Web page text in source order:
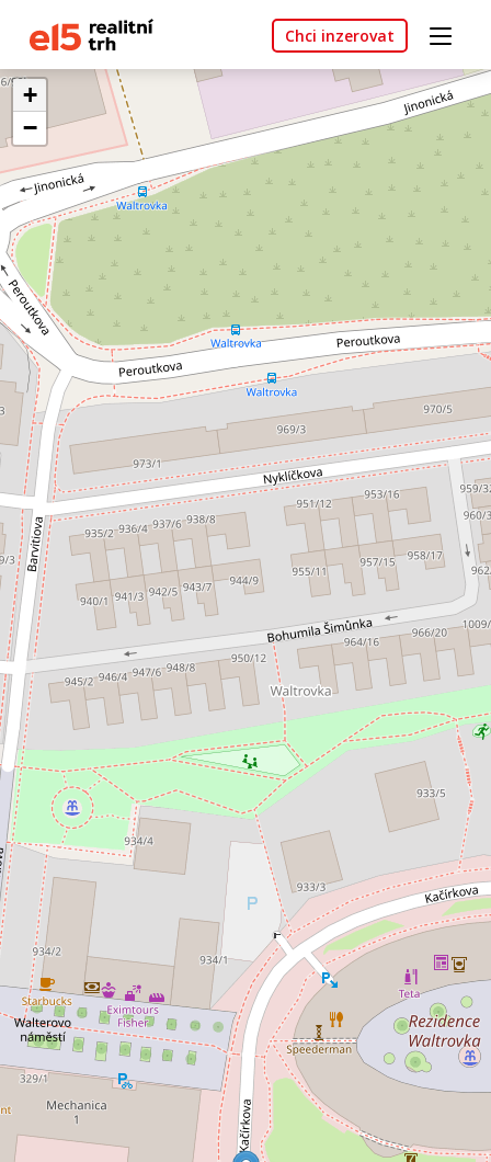
Chci inzerovat
+
−